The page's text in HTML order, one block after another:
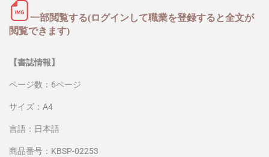
一部閲覧する(ログインして職業を登録すると全文が
閲覧できます)
【書誌情報】
ページ数：6ページ
サイズ：A4
言語：日本語
商品番号：KBSP-02253